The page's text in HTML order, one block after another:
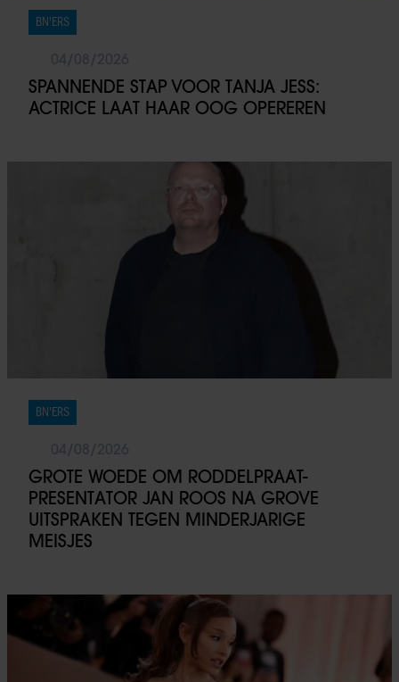
BN'ERS
SPANNENDE STAP VOOR TANJA JESS:
ACTRICE LAAT HAAR OOG OPEREREN
BN'ERS
GROTE WOEDE OM RODDELPRAAT-
PRESENTATOR JAN ROOS NA GROVE
UITSPRAKEN TEGEN MINDERJARIGE
MEISJES